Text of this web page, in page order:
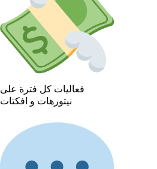
فعاليات كل فترة على
نيتورهات و افكتات